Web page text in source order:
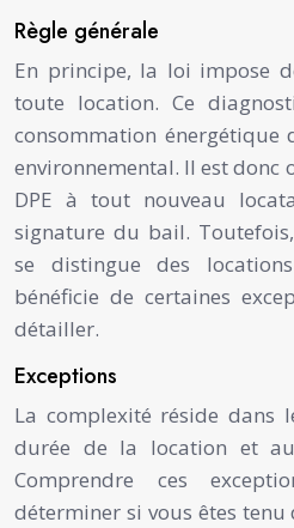
Règle générale
En principe, la loi impose
toute location. Ce
consommation énergétique
environnemental. Il est
DPE à tout nouveau
signature du bail.
se distingue des
bénéficie de certaines
détailler.
Exceptions
La complexité réside dans
durée de la location et
Comprendre ces
déterminer si vous êtes tenu